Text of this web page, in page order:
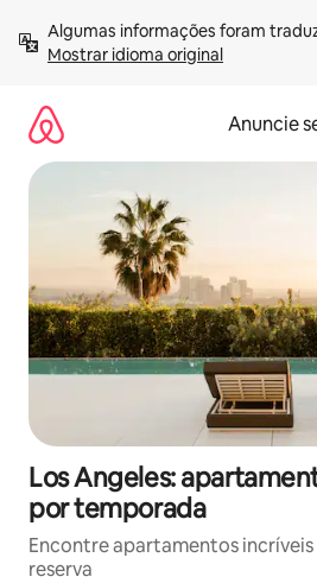
para
Mostrar idioma original
Anuncie
Los Angeles:
por temporada
Encontre apartamentos incríveis
reserva